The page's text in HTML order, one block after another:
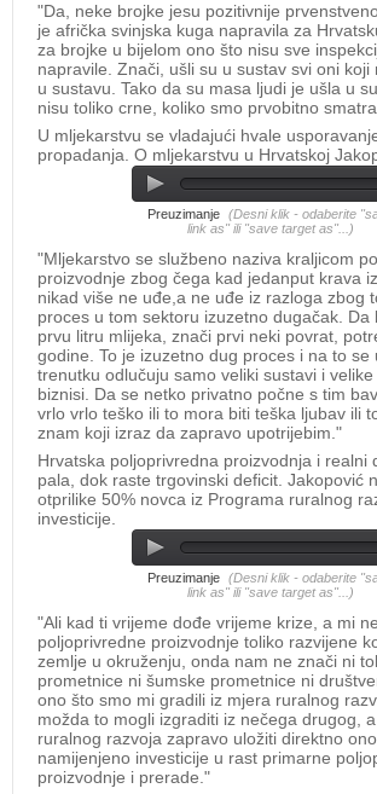
"Da, neke brojke jesu pozitivnije
je afrička svinjska kuga napravila za
za brojke u bijelom ono što nisu sve
napravile. Znači, ušli su u sustav svi oni koji
u sustavu. Tako da su masa ljudi je ušla u
nisu toliko crne, koliko smo prvobitno
U mljekarstvu se vladajući hvale
propadanja. O mljekarstvu u Hrvatskoj
Preuzimanje (Desni klik - odaberite
link as" ili "save target as"...)
"Mljekarstvo se službeno naziva kraljicom
proizvodnje zbog čega kad jedanput krava
nikad više ne uđe,a ne uđe iz razloga zbog
proces u tom sektoru izuzetno dugačak. Da
prvu litru mlijeka, znači prvi neki povrat,
godine. To je izuzetno dug proces i na to se
trenutku odlučuju samo veliki sustavi i
biznisi. Da se netko privatno počne s tim
vrlo vrlo teško ili to mora biti teška ljubav ili
znam koji izraz da zapravo upotrijebim."
Hrvatska poljoprivredna proizvodnja i realni
pala, dok raste trgovinski deficit. Jakopović
otprilike 50% novca iz Programa ruralnog
investicije.
Preuzimanje (Desni klik - odaberite
link as" ili "save target as"...)
"Ali kad ti vrijeme dođe vrijeme krize, a mi
poljoprivredne proizvodnje toliko razvijene
zemlje u okruženju, onda nam ne znači ni
prometnice ni šumske prometnice ni
ono što smo mi gradili iz mjera ruralnog
možda to mogli izgraditi iz nečega drugog,
ruralnog razvoja zapravo uložiti direktno
namijenjeno investicije u rast primarne
proizvodnje i prerade."